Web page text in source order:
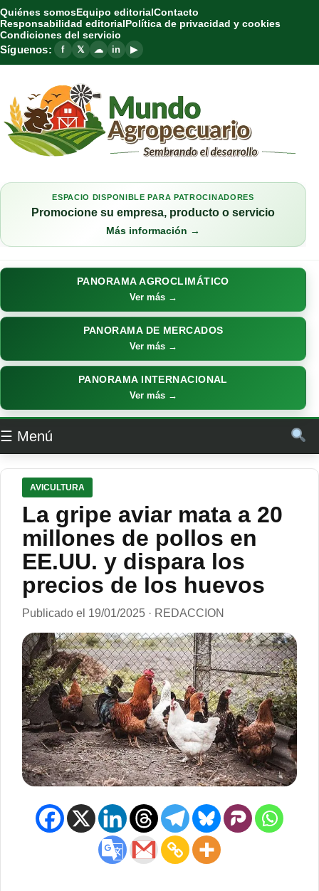
Quiénes somosEquipo editorialContacto
Responsabilidad editorialPolítica de privacidad y cookies
Condiciones del servicio
Síguenos: f 𝕏 ☁ in ▶
ESPACIO DISPONIBLE PARA PATROCINADORES
Promocione su empresa, producto o servicio
Más información →
PANORAMA AGROCLIMÁTICO
Ver más →
PANORAMA DE MERCADOS
Ver más →
PANORAMA INTERNACIONAL
Ver más →
☰ Menú
AVICULTURA
La gripe aviar mata a 20
millones de pollos en
EE.UU. y dispara los
precios de los huevos
Publicado el 19/01/2025 · REDACCION